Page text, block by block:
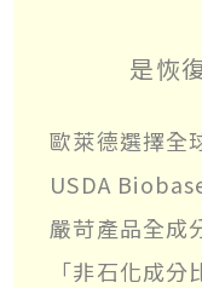
是恢
歐萊德選擇全
USDA
嚴苛產品全成
「非石化成